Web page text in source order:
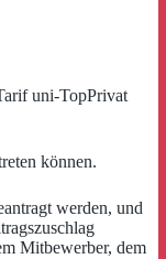
uni-TopPrivat
können.
werden, und
Mitbewerber, dem